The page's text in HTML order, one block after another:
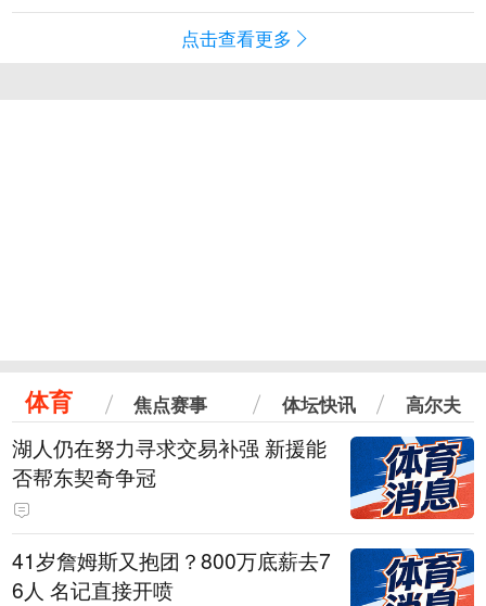
点击查看更多
体育 焦点赛事 体坛快讯 高尔夫
湖人仍在努力寻求交易补强 新援能
否帮东契奇争冠
41岁詹姆斯又抱团？800万底薪去7
6人 名记直接开喷